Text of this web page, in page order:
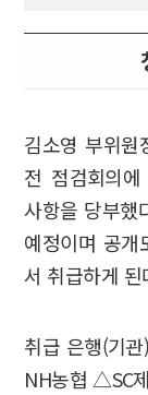
김소영 부위
전 점검회의
사항을 당부했
예정이며 공개
서 취급하게 된
취급 은행(기
NH농협